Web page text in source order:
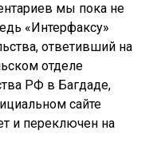
мы пока не
«Интерфаксу»
ответивший на
отделе
РФ в Багдаде,
сайте
и переключен на